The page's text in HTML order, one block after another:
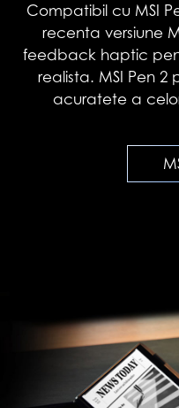
Compatibil cu MSI
recenta versiune
feedback haptic
realista. MSI Pen
acuratete a